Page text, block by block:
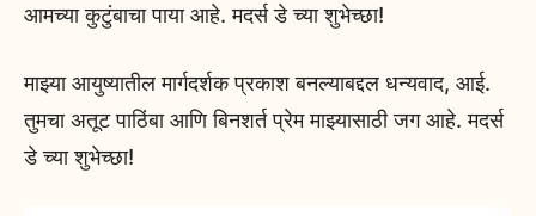
आमच्या कुटुंबाचा पाया आहे. मदर्स डे च्या शुभेच्छा!
माझ्या आयुष्यातील मार्गदर्शक प्रकाश बनल्याबद्दल धन्यवाद, आई.
तुमचा अतूट पाठिंबा आणि बिनशर्त प्रेम माझ्यासाठी जग आहे. मदर्स
डे च्या शुभेच्छा!